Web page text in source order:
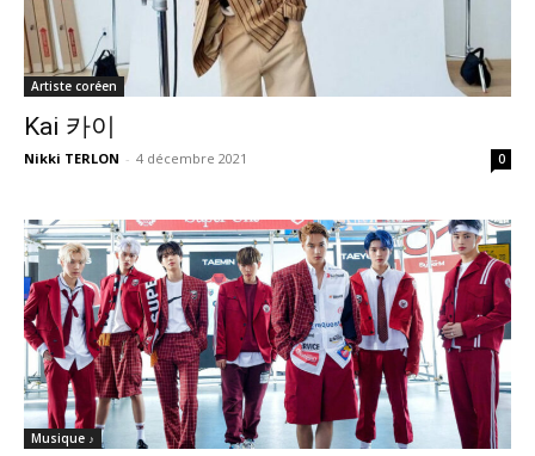
Artiste coréen
Kai 카이
Nikki TERLON - 4 décembre 2021 0
Musique ♪